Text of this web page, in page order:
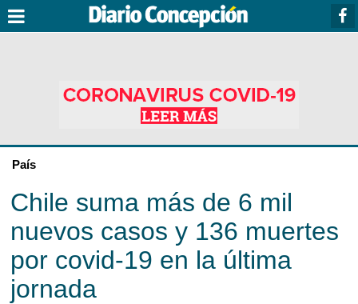
País
Chile suma más de 6 mil
nuevos casos y 136 muertes
por covid-19 en la última
jornada